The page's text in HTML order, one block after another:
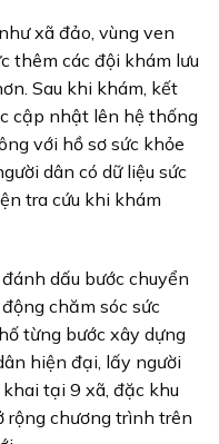
xã đảo, vùng ven
thêm các đội khám lưu
Sau khi khám, kết
cập nhật lên hệ thống
với hồ sơ sức khỏe
dân có dữ liệu sức
tra cứu khi khám
dấu bước chuyển
chăm sóc sức
từng bước xây dựng
hiện đại, lấy người
tại 9 xã, đặc khu
rộng chương trình trên